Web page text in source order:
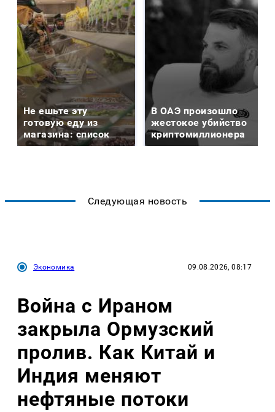
Не ешьте эту
готовую еду из
магазина: список
В ОАЭ произошло
жестокое убийство
криптомиллионера
Следующая новость
Экономика 09.08.2026, 08:17
Война с Ираном
закрыла Ормузский
пролив. Как Китай и
Индия меняют
нефтяные потоки